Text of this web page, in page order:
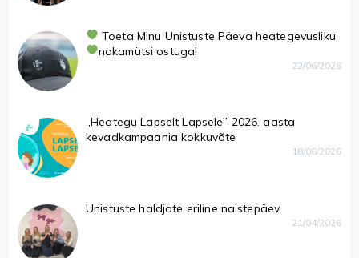
Toeta Minu Unistuste Päeva heategevusliku
nokamütsi ostuga!
22/06/2026
„Heategu Lapselt Lapsele” 2026. aasta
kevadkampaania kokkuvõte
18/06/2026
Unistuste haldjate eriline naistepäev
21/04/2026